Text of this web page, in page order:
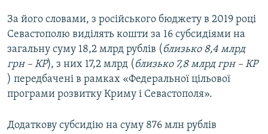
За його словами, з російського бюджету в 2019 році
Севастополю виділять кошти за 16 субсидіями на
загальну суму 18,2 млрд рублів ( близько 8,4 млрд
грн – КР), з них 17,2 млрд ( близько 7,8 млрд грн – КР
) передбачені в рамках «Федеральної цільової
програми розвитку Криму і Севастополя».
Додаткову субсидію на суму 876 млн рублів